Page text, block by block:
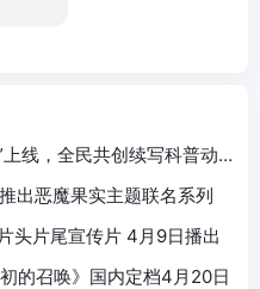
上线，全民共创续写科普动
出恶魔果实主题联名系列
头片尾宣传片 4月9日播出
的召唤》国内定档4月20日